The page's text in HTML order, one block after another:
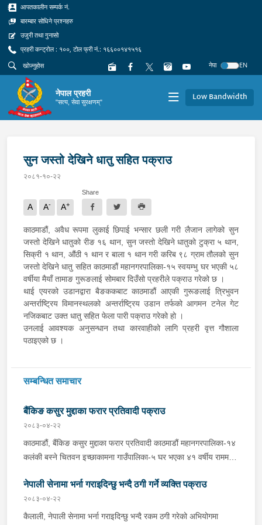
आपतकालीन सम्पर्क नं.
बारम्बार सोधिने प्रश्नहरु
उजुरी तथा गुनासो
प्रहरी कन्ट्रोल : १००, टोल फ्री नं.: १६६००१४१५१६
नेपा
EN
नेपाल प्रहरी
"सत्य, सेवा सुरक्षणम्" Low Bandwidth
सुन जस्तो देखिने धातु सहित पक्राउ
२०८१-१०-२२
A A- A+
Share
काठमाडौं, अवैध रूपमा लुकाई छिपाई भन्सार छली गरी लैजान लागेको सुन
जस्तो देखिने धातुको रीङ १६ थान, सुन जस्तो देखिने धातुको टुक्रा ५ थान,
सिक्री १ थान, औंठी १ थान र बाला १ थान गरी करिब ९८ ग्राम तौलको सुन
जस्तो देखिने धातु सहित काठमाडौं महानगरपालिका-१५ स्वयम्भु घर भएकी ५८
वर्षीया मैयाँ तामाङ गुरूङलाई सोमबार दिउँसो प्रहरीले पक्राउ गरेको छ ।
थाई एयरको उडानद्वारा बैङककबाट काठमाडौं आएकी गुरूङलाई त्रिभुवन
अन्तर्राष्ट्रिय विमानस्थलको अन्तर्राष्ट्रिय उडान तर्फको आगमन टनेल गेट
नजिकबाट उक्त धातु सहित फेला पारी पक्राउ गरेको हो ।
उनलाई आवश्यक अनुसन्धान तथा कारवाहीको लागि प्रहरी वृत्त गौशाला
पठाइएको छ ।
सम्बन्धित समाचार
बैंकिङ कसुर मुद्दाका फरार प्रतिवादी पक्राउ
२०८३-०४-२२
काठमाडौं, बैंकिङ कसुर मुद्दाका फरार प्रतिवादी काठमाडौं महानगरपालिका-१४
कलंकी बस्ने चितवन इच्छाकामना गाउँपालिका-५ घर भएका ४१ वर्षीय राममणी
काठमाडौंको २०८२ असार १० गतेको फैसला उक्त मुद्दामा ७३ हजार ३ सय
९० रूपैयाँ जरिवाना, ५ दिन कैद र क्षतिपूर्ति बापत २ हजार ९ सय ३६ रूपैयाँ
पीडित राहत कोषमा जम्मा गराउने ठहर भई फरार रहेका उनलाई काठमाडौं
नेपाली सेनामा भर्ना गराइदिन्छु भन्दै ठगी गर्ने व्यक्ति पक्राउ
२०८३-०४-२२
कैलाली, नेपाली सेनामा भर्ना गराइदिन्छु भन्दै रकम ठगी गरेको अभियोगमा